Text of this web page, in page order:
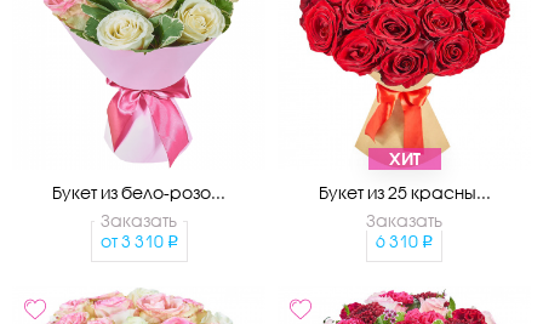
Букет из бело-розо...
Заказать
от 3 310
ХИТ
Букет из 25 красны...
Заказать
6 310